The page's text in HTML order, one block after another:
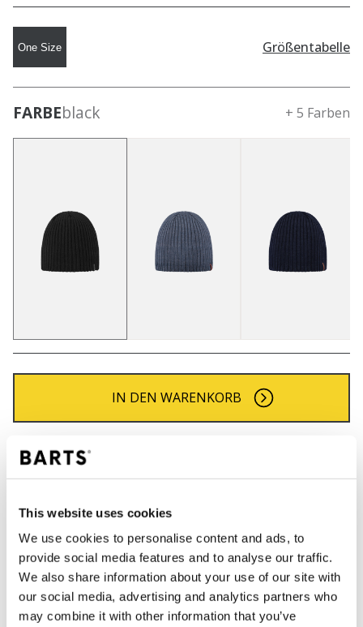
This website uses cookies
We use cookies to personalise content and ads, to
provide social media features and to analyse our traffic.
We also share information about your use of our site with
our social media, advertising and analytics partners who
may combine it with other information that you’ve
One Size Größentabelle
FARBEblack + 5 Farben
IN DEN WARENKORB
Bestellungen, die vor 12 Uhr MEZ (Montag bis
Kostenlose Lieferung für Bestellungen über 50€
30 Tage Rückgaberecht
BESCHREIBUNG